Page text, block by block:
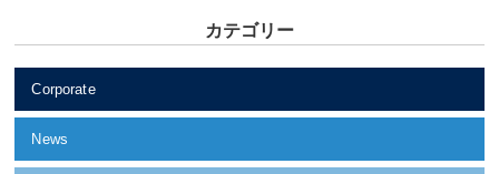
カテゴリー
Corporate
News